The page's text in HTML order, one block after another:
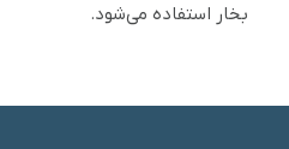
بخار استفاده می‌شود.